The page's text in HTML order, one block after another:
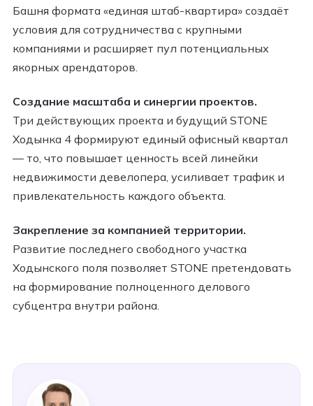
Башня формата «единая штаб-квартира» создаёт
условия для сотрудничества с крупными
компаниями и расширяет пул потенциальных
якорных арендаторов.
Создание масштаба и синергии проектов.
Три действующих проекта и будущий STONE
Ходынка 4 формируют единый офисный квартал
— то, что повышает ценность всей линейки
недвижимости девелопера, усиливает трафик и
привлекательность каждого объекта.
Закрепление за компанией территории.
Развитие последнего свободного участка
Ходынского поля позволяет STONE претендовать
на формирование полноценного делового
субцентра внутри района.